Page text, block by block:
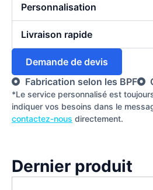
Personnalisation
Livraison rapide
Demande de devis
Fabrication selon les BPF
*Le service personnalisé est
indiquer vos besoins dans le
contactez-nous directement.
Dernier produit